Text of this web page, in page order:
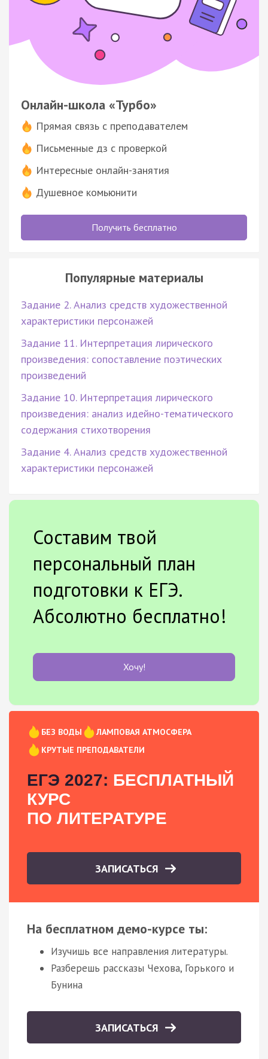
Онлайн-школа «Турбо»
Прямая связь с преподавателем
Письменные дз с проверкой
Интересные онлайн-занятия
Душевное комьюнити
Получить бесплатно
Популярные материалы
Задание 2. Анализ средств художественной
характеристики персонажей
Задание 11. Интерпретация лирического
произведения: сопоставление поэтических
произведений
Задание 10. Интерпретация лирического
произведения: анализ идейно-тематического
содержания стихотворения
Задание 4. Анализ средств художественной
характеристики персонажей
Составим твой
персональный план
подготовки к ЕГЭ.
Абсолютно бесплатно!
Хочу!
БЕЗ ВОДЫ
ЛАМПОВАЯ АТМОСФЕРА
КРУТЫЕ ПРЕПОДАВАТЕЛИ
ЕГЭ 2027: БЕСПЛАТНЫЙ
КУРС
ПО ЛИТЕРАТУРЕ
ЗАПИСАТЬСЯ
На бесплатном демо-курсе ты:
Изучишь все направления литературы.
Разберешь рассказы Чехова, Горького и
Бунина
ЗАПИСАТЬСЯ